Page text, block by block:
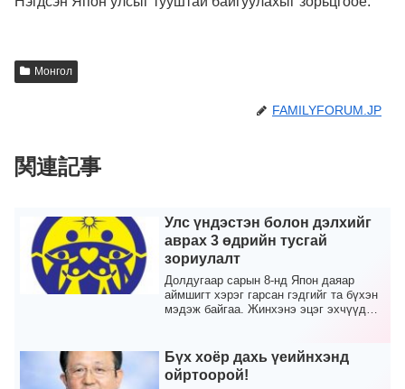
Монгол
FAMILYFORUM.JP
関連記事
Улс үндэстэн болон дэлхийг
аврах 3 өдрийн тусгай
зориулалт
Долдугаар сарын 8-нд Япон даяар
аймшигт хэрэг гарсан гэдгийг та бүхэн
мэдэж байгаа. Жинхэнэ эцэг эхчүүд
Бүх хоёр дахь үеийнхэнд
ойртоорой!